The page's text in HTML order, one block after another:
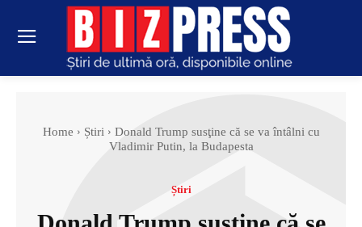
Home Știri
Donald Trump susţine că se va întâlni cu
Vladimir Putin, la Budapesta
Știri